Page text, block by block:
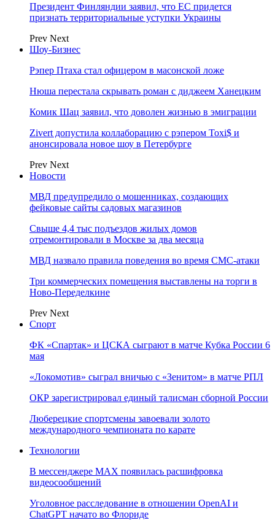
Президент Финляндии заявил, что ЕС придется
признать территориальные уступки Украины
Prev Next
Шоу-Бизнес
Рэпер Птаха стал офицером в масонской ложе
Нюша перестала скрывать роман с диджеем Ханецким
Комик Шац заявил, что доволен жизнью в эмиграции
Zivert допустила коллаборацию с рэпером Toxi$ и
анонсировала новое шоу в Петербурге
Prev Next
Новости
МВД предупредило о мошенниках, создающих
фейковые сайты садовых магазинов
Свыше 4,4 тыс подъездов жилых домов
отремонтировали в Москве за два месяца
МВД назвало правила поведения во время СМС-атаки
Три коммерческих помещения выставлены на торги в
Ново-Переделкине
Prev Next
Спорт
ФК «Спартак» и ЦСКА сыграют в матче Кубка России 6
мая
«Локомотив» сыграл вничью с «Зенитом» в матче РПЛ
ОКР зарегистрировал единый талисман сборной России
Люберецкие спортсмены завоевали золото
международного чемпионата по карате
Технологии
В мессенджере MAX появилась расшифровка
видеосообщений
Уголовное расследование в отношении OpenAI и
ChatGPT начато во Флориде